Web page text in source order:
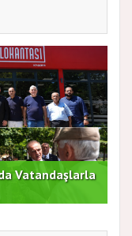
Vatandaşlarla